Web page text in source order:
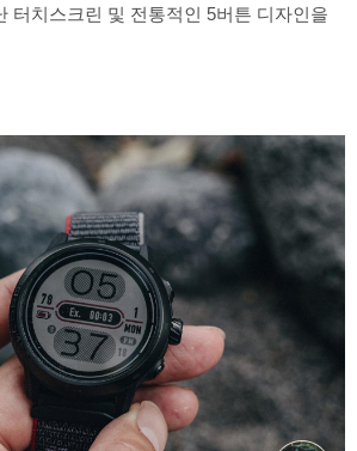
터치스크린 및 전통적인 5버튼 디자인을